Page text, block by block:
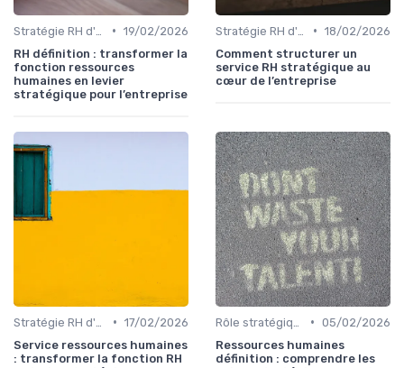
• 19/02/2026
RH définition : transformer la
fonction ressources
humaines en levier
stratégique pour l’entreprise
• 18/02/2026
Comment structurer un
service RH stratégique au
cœur de l’entreprise
• 17/02/2026
Service ressources humaines
: transformer la fonction RH
• 05/02/2026
Ressources humaines
définition : comprendre les